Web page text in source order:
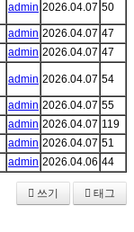
admin 2026.04.07 50
admin 2026.04.07 47
admin 2026.04.07 47
admin 2026.04.07 54
admin 2026.04.07 55
admin 2026.04.07 119
admin 2026.04.07 51
admin 2026.04.06 44
쓰기 태그